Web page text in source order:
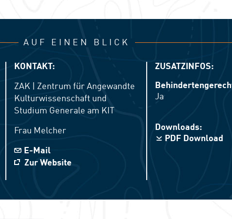
AUF EINEN BLICK
KONTAKT:
ZAK | Zentrum für Angewandte
Kulturwissenschaft und
Studium Generale am KIT
Frau Melcher
E-Mail
Zur Website
ZUSATZINFOS:
Ja
Downloads:
PDF Download